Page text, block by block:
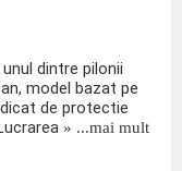
dintre pilonii
model bazat pe
de protectie
» ...mai mult